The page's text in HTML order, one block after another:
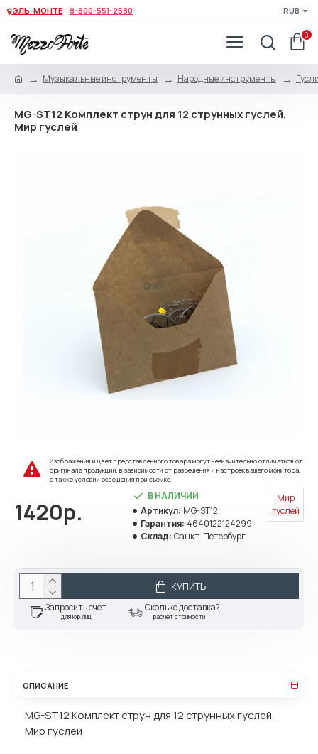
ЭЛЬ-МОНТЕ 8-800-551-2580 RUB
0
Музыкальные инструменты Народные инструменты
MG-ST12 Комплект струн для 12 струнных гуслей,
Мир гуслей
Изображения и цвет представленного товара могут незначительно отличаться от
оригинала продукции, в зависимости от разрешения и настроек вашего монитора,
а также условий освещения при съемке.
1420р.
В НАЛИЧИИ
Артикул: MG-ST12
Гарантия: 4640122124299
Склад: Санкт-Петербург
Мир
гуслей
КУПИТЬ
Запросить счет
для юр.лиц
Сколько доставка?
расчет стоимости
ОПИСАНИЕ
MG-ST12 Комплект струн для 12 струнных гуслей,
Мир гуслей